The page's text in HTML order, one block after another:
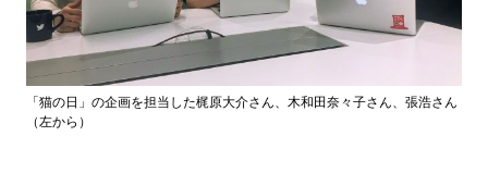
「猫の日」の企画を担当した梶原大介さん、木和田奈々子さん、張浩さん
（左から）